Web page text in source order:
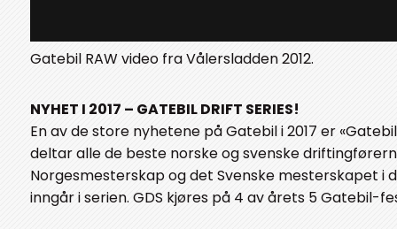
Gatebil RAW video fra Vålersladden 2012.
NYHET I 2017 – GATEBIL DRIFT SERIES!
En av de store nyhetene på Gatebil i 2017 er
deltar alle de beste norske og svenske
Norgesmesterskap og det Svenske mesterskapet i
inngår i serien. GDS kjøres på 4 av årets 5 Gatebil-